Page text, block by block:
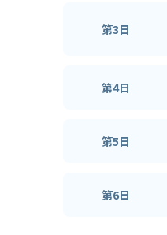
第3日
第4日
第5日
第6日